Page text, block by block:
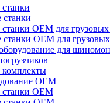
станки
ОЕМ для грузовых
станки ОЕМ для
для
ОЕМ
ОЕМ